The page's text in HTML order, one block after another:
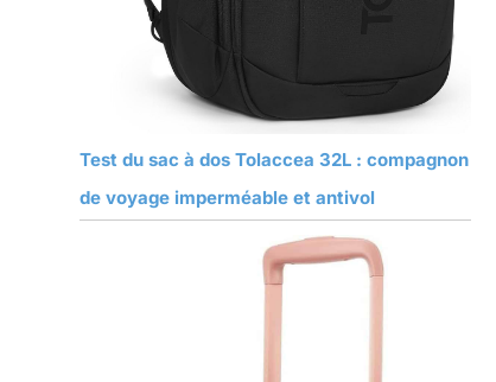
Test du sac à dos Tolaccea 32L : compagnon
de voyage imperméable et antivol